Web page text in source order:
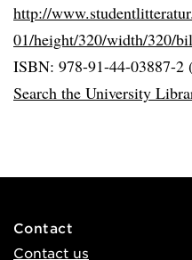
http://
01/height/320/width/320/
ISBN: 978-91-44-03887-2
Search the University
Contact
Contact us